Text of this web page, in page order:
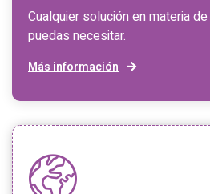
Cualquier solución en materia
puedas necesitar.
Más información